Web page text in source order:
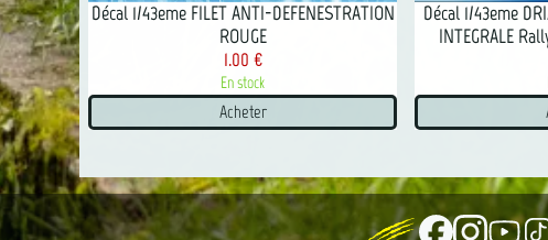
Décal 1/43eme FILET ANTI-DEFENESTRATION
ROUGE
1.00 €
En stock
Acheter
Décal 1/43eme
INTEGRALE